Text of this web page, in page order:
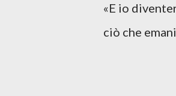
«E io
ciò che